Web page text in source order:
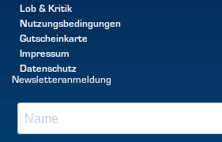
Lob & Kritik
Nutzungsbedingungen
Gutscheinkarte
Impressum
Datenschutz
Newsletteranmeldung